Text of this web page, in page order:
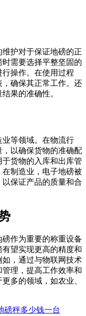
护对于保证地磅的正
需要选择平整坚固的
操作。在使用过程
确保其正常工作。还
果的准确性。
等领域。在物流行
以确保货物的准确配
货物的入库和出库管
制造业，电子地磅被
保证产品的质量和合
作为重要的称重设备
望实现更高的精度和
，通过与物联网技术
理，提高工作效率和
多的领域，如农业、
磅秤多少钱一台